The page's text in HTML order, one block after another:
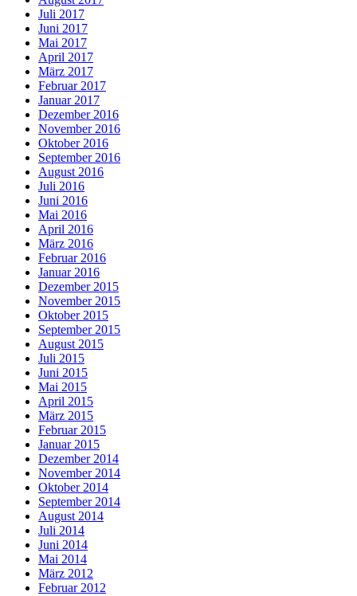
Juli 2017
Juni 2017
Mai 2017
April 2017
März 2017
Februar 2017
Januar 2017
Dezember 2016
November 2016
Oktober 2016
September 2016
August 2016
Juli 2016
Juni 2016
Mai 2016
April 2016
März 2016
Februar 2016
Januar 2016
Dezember 2015
November 2015
Oktober 2015
September 2015
August 2015
Juli 2015
Juni 2015
Mai 2015
April 2015
März 2015
Februar 2015
Januar 2015
Dezember 2014
November 2014
Oktober 2014
September 2014
August 2014
Juli 2014
Juni 2014
Mai 2014
März 2012
Februar 2012